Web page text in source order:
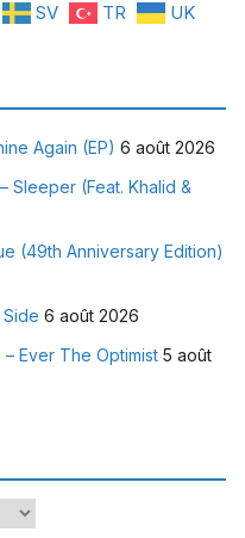
SV TR UK
Again (EP) 6 août 2026
Sleeper (Feat. Khalid &
(49th Anniversary Edition)
Side 6 août 2026
– Ever The Optimist 5 août